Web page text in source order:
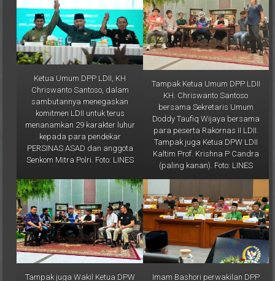
Ketua Umum DPP LDII, KH
Chriswanto Santoso, dalam
sambutannya menegaskan
komitmen LDII untuk terus
menanamkan 29 karakter luhur
kepada para pendekar
PERSINAS ASAD dan anggota
Senkom Mitra Polri. Foto: LINES
Tampak Ketua Umum DPP LDII
KH. Chriswanto Santoso
bersama Sekretaris Umum
Doddy Taufiq Wijaya bersama
para peserta Rakornas II LDII.
Tampak juga Ketua DPW LDII
Kaltim Prof. Krishna P Candra
(paling kanan). Foto: LINES
Tampak juga Wakil Ketua DPW
LDII Kaltim Imam Sujono Lutfi
Imam Bashori perwakilan DPP
LDII saat mengusulkan urusan